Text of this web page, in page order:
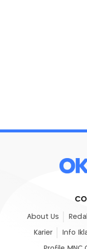
About Us
Karier Info